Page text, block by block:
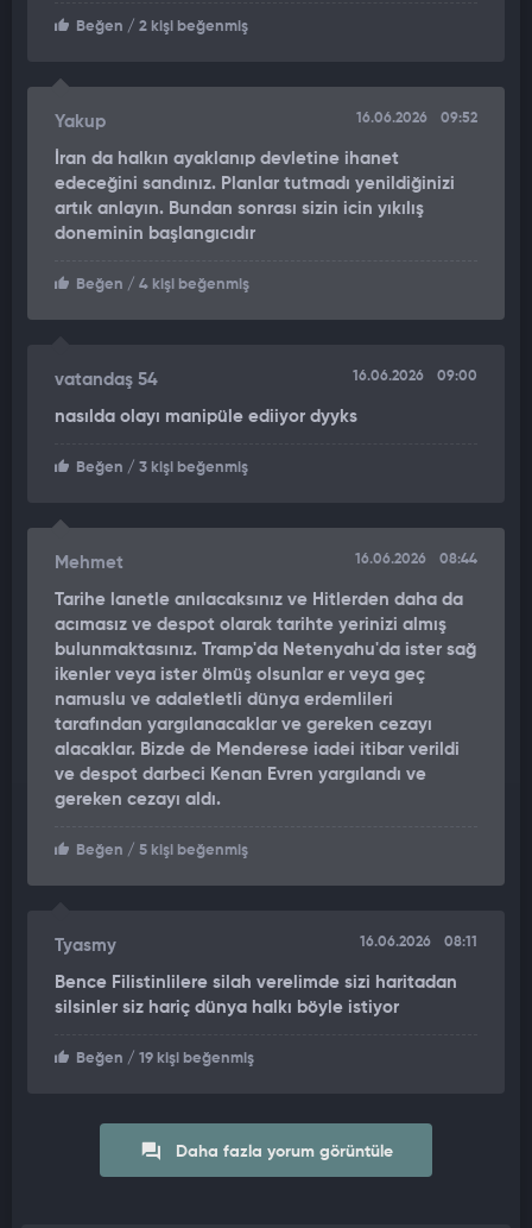
Levin, Bernard Lewis'in Humeyni'ye ait metinleri ortaya
çıkardığını belirterek, şunları kaydetti: "Humeyni'nin Arapça ve
daha sonra Adolf Hitler'in 1925 tarihli manifestosundan
esinlenerek Humeyni'nin Kavgam'ı olarak adlandırılmıştır.
Kendi bağımsız araştırmam, Humeyni'nin hem Adolf Hitler'i
hem de Vladimir Lenin'i benimsediğini keşfetti."
ABD Başkanı Trump ile İsrail Başbakanı Binyamin Netanyahu
Başbakanı Netanyahu arasındaki ilişkiyi bir Roosevelt-
"BU İŞİ BİTİRMEMİZ GEREKİYOR"
"Kazandığımız muazzam askeri başarıları tamamlamamız, İran
inanmaya devam ediyorum. İran rejimi olan bu toplu katliamcı
ölüm tarikatı intihar etmeyecek. Diplomatik yollarla bizim
5, 10, 15, 20 yıl sonra çocuklarımızın ve torunlarımızın yapmak
zorunda kalacağından korkuyorum. Bu bizim neslimizin
yükümlülüğüdür. Rejim savaş çığırtkanıdır, biz ise özgürlük
aşıklarıyız. Başkanımız sadece bugünün değil, tarihin
adamıdır." diye konuştu.
Beğen / 2 kişi beğenmiş
Yakup 16.06.2026 09:52
İran da halkın ayaklanıp devletine ihanet
edeceğini sandınız. Planlar tutmadı yenildiğinizi
artık anlayın. Bundan sonrası sizin icin yıkılış
doneminin başlangıcıdır
Beğen / 4 kişi beğenmiş
vatandaş 54 16.06.2026 09:00
nasılda olayı manipüle ediiyor dyyks
Beğen / 3 kişi beğenmiş
Mehmet 16.06.2026 08:44
Tarihe lanetle anılacaksınız ve Hitlerden daha da
acımasız ve despot olarak tarihte yerinizi almış
bulunmaktasınız. Tramp'da Netenyahu'da ister sağ
ikenler veya ister ölmüş olsunlar er veya geç
namuslu ve adaletletli dünya erdemlileri
tarafından yargılanacaklar ve gereken cezayı
alacaklar. Bizde de Menderese iadei itibar verildi
ve despot darbeci Kenan Evren yargılandı ve
gereken cezayı aldı.
Beğen / 5 kişi beğenmiş
Tyasmy 16.06.2026 08:11
Bence Filistinlilere silah verelimde sizi haritadan
silsinler siz hariç dünya halkı böyle istiyor
Beğen / 19 kişi beğenmiş
Daha fazla yorum görüntüle